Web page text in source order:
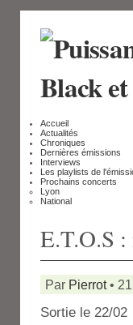
Accueil
Actualités
Chroniques
Dernières émissions
Interviews
Les playlists de
Prochains concerts
Lyon
National
E.T.O.S
Par Pierrot•
Sortie le 22/02